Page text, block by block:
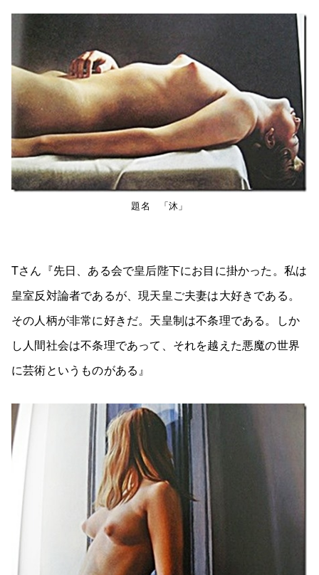
題名 「沐」
Tさん『先日、ある会で皇后陛下にお目に掛かった。私は
皇室反対論者であるが、現天皇ご夫妻は大好きである。
その人柄が非常に好きだ。天皇制は不条理である。しか
し人間社会は不条理であって、それを越えた悪魔の世界
に芸術というものがある』